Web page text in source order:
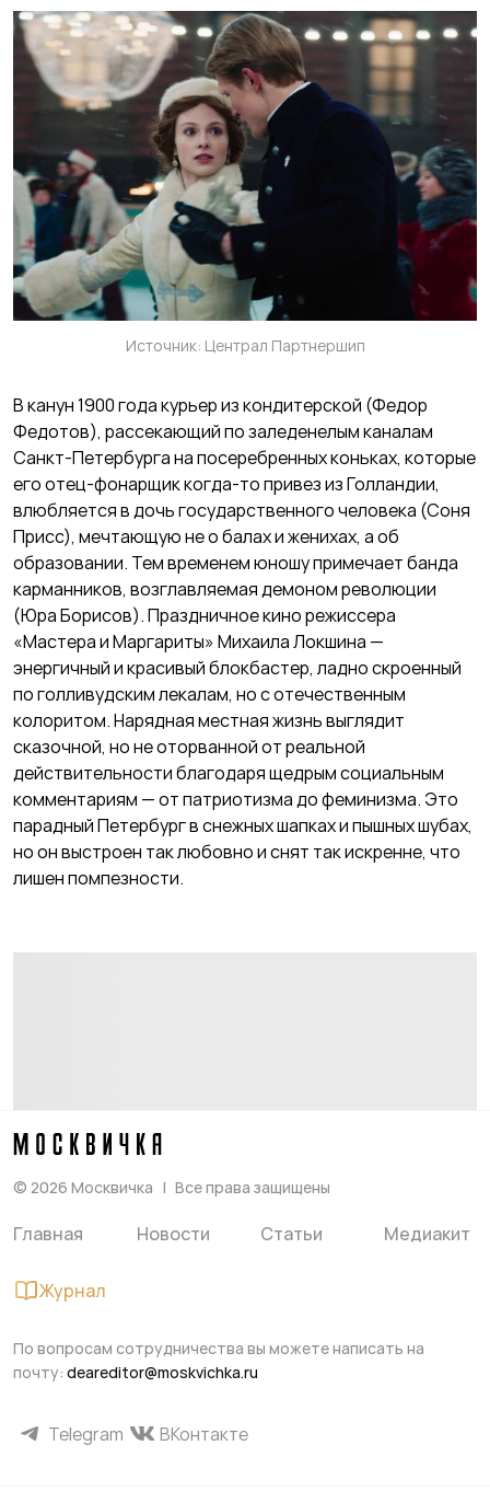
Источник: Централ Партнершип
В канун 1900 года курьер из кондитерской (Федор
Федотов), рассекающий по заледенелым каналам
Санкт-Петербурга на посеребренных коньках, которые
его отец-фонарщик когда-то привез из Голландии,
влюбляется в дочь государственного человека (Соня
Присс), мечтающую не о балах и женихах, а об
образовании. Тем временем юношу примечает банда
карманников, возглавляемая демоном революции
(Юра Борисов). Праздничное кино режиссера
«Мастера и Маргариты» Михаила Локшина —
энергичный и красивый блокбастер, ладно скроенный
по голливудским лекалам, но с отечественным
колоритом. Нарядная местная жизнь выглядит
сказочной, но не оторванной от реальной
действительности благодаря щедрым социальным
комментариям — от патриотизма до феминизма. Это
парадный Петербург в снежных шапках и пышных шубах,
но он выстроен так любовно и снят так искренне, что
лишен помпезности.
© 2026 Москвичка Все права защищены
Главная Новости Статьи Медиакит
Журнал
По вопросам сотрудничества вы можете написать на
почту: deareditor@moskvichka.ru
Telegram ВКонтакте